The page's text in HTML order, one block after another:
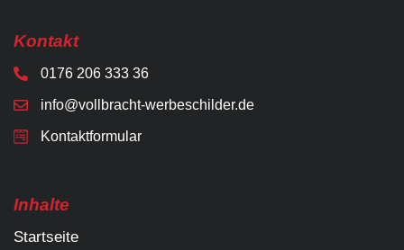
Kontakt
0176 206 333 36
info@vollbracht-werbeschilder.de
Kontaktformular
Inhalte
Startseite